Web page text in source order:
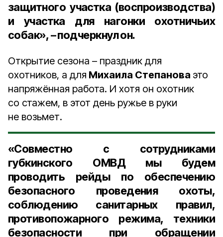
защитного участка (воспроизводства)
и участка для нагонки охотничьих
собак», – подчеркнул он.
Открытие сезона – праздник для
охотников, а для Михаила Степанова это
напряжённая работа. И хотя он охотник
со стажем, в этот день ружье в руки
не возьмет.
«Совместно с сотрудниками
губкинского ОМВД мы будем
проводить рейды по обеспечению
безопасного проведения охоты,
соблюдению санитарных правил,
противопожарного режима, техники
безопасности при обращении